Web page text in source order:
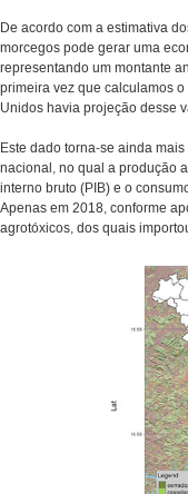
De acordo com a estimativa
morcegos pode gerar uma
representando um montante
primeira vez que calculamos
Unidos havia projeção desse
Este dado torna-se ainda
nacional, no qual a produção
interno bruto (PIB) e o
Apenas em 2018, conforme
agrotóxicos, dos quais